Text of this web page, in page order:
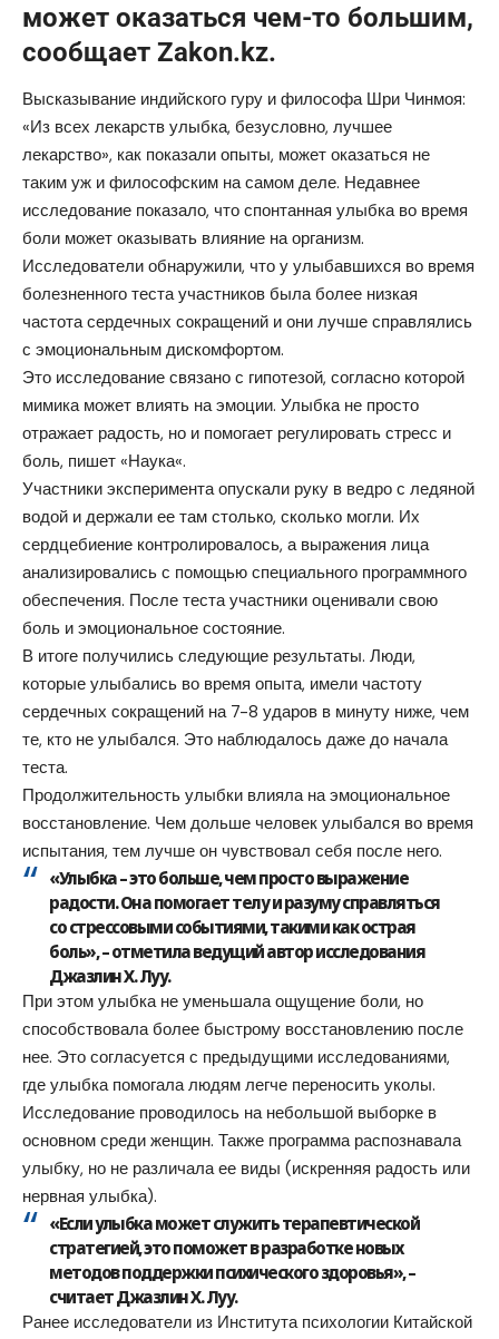
может оказаться чем-то большим,
сообщает Zakon.kz.
Высказывание индийского гуру и философа Шри Чинмоя:
«Из всех лекарств улыбка, безусловно, лучшее
лекарство», как показали опыты, может оказаться не
таким уж и философским на самом деле. Недавнее
исследование показало, что спонтанная улыбка во время
боли может оказывать влияние на организм.
Исследователи обнаружили, что у улыбавшихся во время
болезненного теста участников была более низкая
частота сердечных сокращений и они лучше справлялись
с эмоциональным дискомфортом.
Это исследование связано с гипотезой, согласно которой
мимика может влиять на эмоции. Улыбка не просто
отражает радость, но и помогает регулировать стресс и
боль, пишет «Наука«.
Участники эксперимента опускали руку в ведро с ледяной
водой и держали ее там столько, сколько могли. Их
сердцебиение контролировалось, а выражения лица
анализировались с помощью специального программного
обеспечения. После теста участники оценивали свою
боль и эмоциональное состояние.
В итоге получились следующие результаты. Люди,
которые улыбались во время опыта, имели частоту
сердечных сокращений на 7-8 ударов в минуту ниже, чем
те, кто не улыбался. Это наблюдалось даже до начала
теста.
Продолжительность улыбки влияла на эмоциональное
восстановление. Чем дольше человек улыбался во время
испытания, тем лучше он чувствовал себя после него.
«Улыбка – это больше, чем просто выражение
радости. Она помогает телу и разуму справляться
со стрессовыми событиями, такими как острая
боль», – отметила ведущий автор исследования
Джазлин Х. Луу.
При этом улыбка не уменьшала ощущение боли, но
способствовала более быстрому восстановлению после
нее. Это согласуется с предыдущими исследованиями,
где улыбка помогала людям легче переносить уколы.
Исследование проводилось на небольшой выборке в
основном среди женщин. Также программа распознавала
улыбку, но не различала ее виды (искренняя радость или
нервная улыбка).
«Если улыбка может служить терапевтической
стратегией, это поможет в разработке новых
методов поддержки психического здоровья», –
считает Джазлин Х. Луу.
Ранее исследователи из Института психологии Китайской